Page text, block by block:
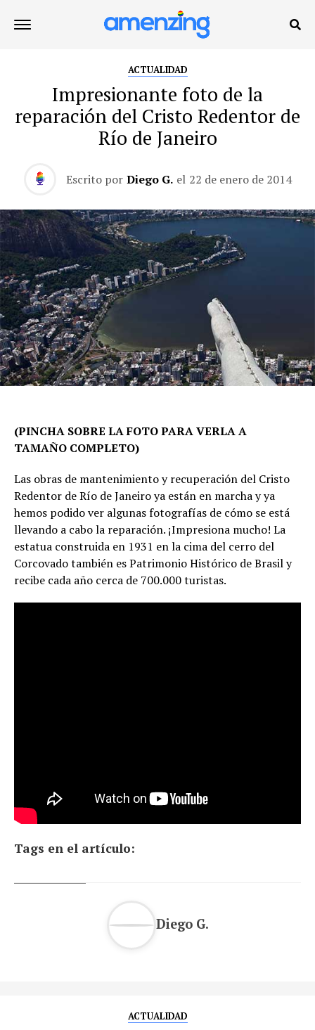
ACTUALIDAD
Impresionante foto de la
reparación del Cristo Redentor de
Río de Janeiro
Escrito por Diego G. el 22 de enero de 2014
(PINCHA SOBRE LA FOTO PARA VERLA A
TAMAÑO COMPLETO)
Las obras de mantenimiento y recuperación del Cristo
Redentor de Río de Janeiro ya están en marcha y ya
hemos podido ver algunas fotografías de cómo se está
llevando a cabo la reparación. ¡Impresiona mucho! La
estatua construida en 1931 en la cima del cerro del
Corcovado también es Patrimonio Histórico de Brasil y
recibe cada año cerca de 700.000 turistas.
Tags en el artículo:
Diego G.
ACTUALIDAD